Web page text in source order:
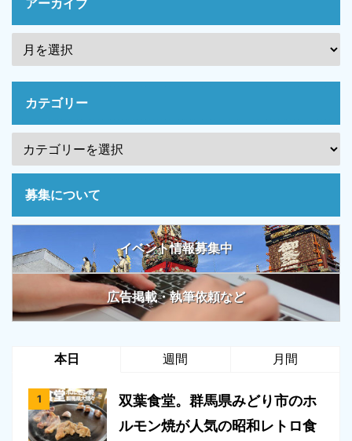
アーカイブ
カテゴリー
募集について
イベント情報募集中
広告掲載・執筆依頼など
本日 週間 月間
双葉食堂。群馬県みどり市のホ
ルモン焼が人気の昭和レトロ食